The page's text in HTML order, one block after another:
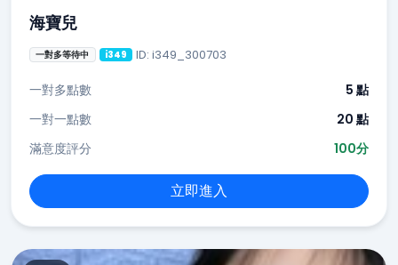
海寶兒
一對多等待中 i349 ID: i349_300703
一對多點數
5 點
一對一點數
20 點
滿意度評分
100分
立即進入